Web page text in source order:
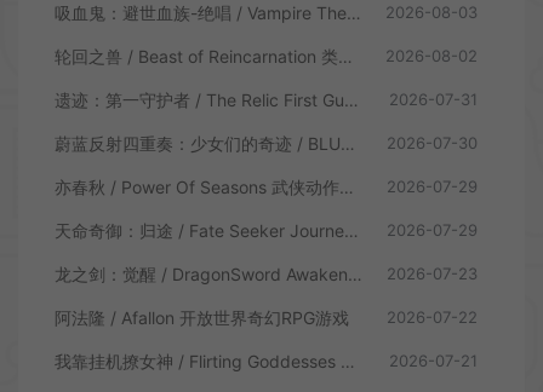
吸血鬼：避世血族-绝唱 / Vampire The Masquerade Swansong 2026-08-03
轮回之兽 / Beast of Reincarnation 类魂硬核动作RPG游戏 2026-08-02
遗迹：第一守护者 / The Relic First Guardian 类魂动作RPG游戏 2026-07-31
蔚蓝反射四重奏：少女们的奇迹 / BLUE REFLECTION Quartet 卡通回合制RPG游戏 2026-07-30
亦春秋 / Power Of Seasons 武侠动作ARPG游戏 2026-07-29
天命奇御：归途 / Fate Seeker Journey 肉鸽动作RPG游戏 2026-07-29
龙之剑：觉醒 / DragonSword Awakening 开放世界动作RPG游戏 2026-07-23
阿法隆 / Afallon 开放世界奇幻RPG游戏 2026-07-22
我靠挂机撩女神 / Flirting Goddesses by AFK 休闲放置RPG游戏 2026-07-21